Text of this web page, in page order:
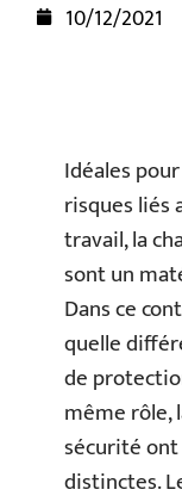
10/12/2021
Idéales
risques liés
travail, la
sont un
Dans ce
quelle
de
même rôle,
sécurité
distinctes.